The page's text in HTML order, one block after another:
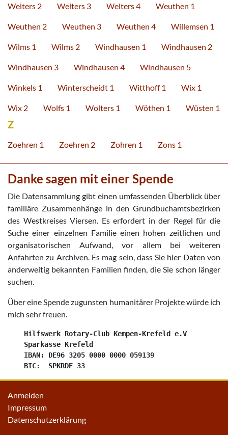
Welters 2 Welters 3 Welters 4 Weuthen 1
Weuthen 2 Weuthen 3 Weuthen 4 Willemsen 1
Wilms 1 Wilms 2 Windhausen 1 Windhausen 2
Windhausen 3 Windhausen 4 Windhausen 5
Winkels 1 Winterscheidt 1 Witthoff 1 Wix 1
Wix 2 Wolfs 1 Wolters 1 Wöthen 1 Wüsten 1
Z
Zoehren 1 Zoehren 2 Zohren 1 Zons 1
Danke sagen mit einer Spende
Die Datensammlung gibt einen umfassenden Überblick über
familiäre Zusammenhänge in den Grundbuchamtsbezirken
des Westkreises Viersen. Es erfordert in der Regel für die
Suche einer einzelnen Familie einen hohen zeitlichen und
organisatorischen Aufwand, vor allem bei weiteren
Anfahrten zu Archiven. Es mag sein, dass Sie hier Daten von
anderweitig bekannten Familien finden, die Sie schon länger
suchen.
Über eine Spende zugunsten humanitärer Projekte würde ich
mich sehr freuen.
    Hilfswerk Rotary-Club Kempen-Krefeld e.V
    Sparkasse Krefeld
    IBAN: DE96 3205 0000 0000 059139
Anmelden
Impressum
Datenschutzerklärung